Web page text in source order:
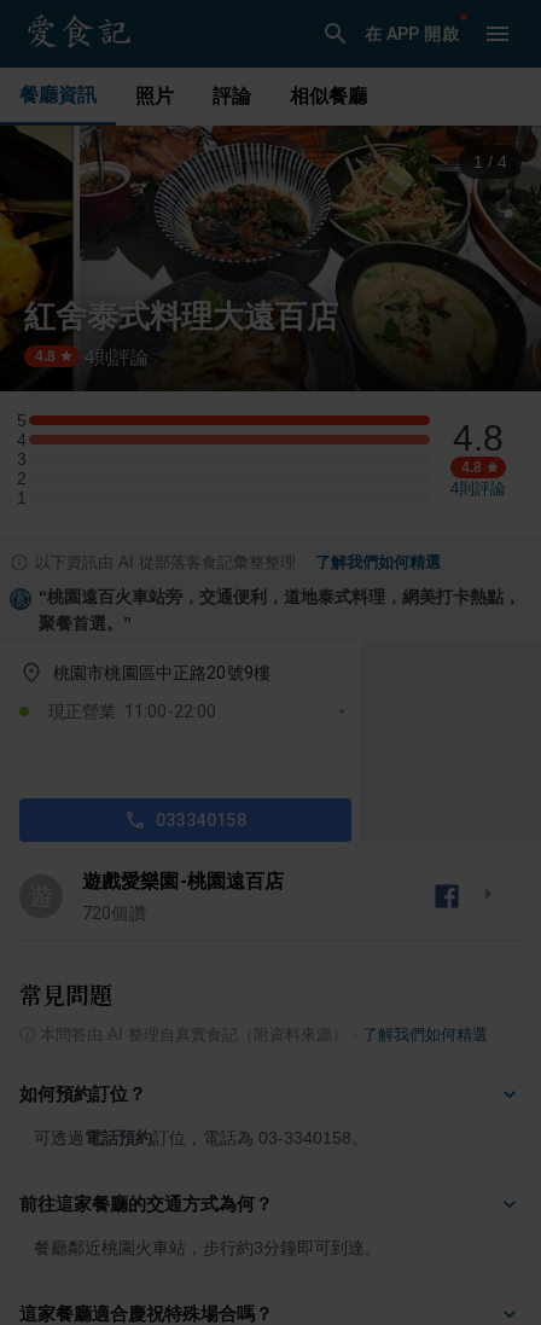
在 APP 開啟
餐廳資訊 照片 評論 相似餐廳
1 / 4
紅舍泰式料理大遠百店
4.8 4則評論
5
5 星：1 則評論
4
4 星：1 則評論
3
3 星：0 則評論
2
2 星：0 則評論
1
1 星：0 則評論
4.8
4.8
4則評論
以下資訊由 AI 從部落客食記彙整整理 了解我們如何精選
“桃園遠百火車站旁，交通便利，道地泰式料理，網美打卡熱點，
聚餐首選。 ”
桃園市桃園區中正路20號9樓
現正營業: 11:00-22:00
033340158
遊戲愛樂園-桃園遠百店
720個讚
常見問題
本問答由 AI 整理自真實食記（附資料來源） 了解我們如何精選
如何預約訂位？
可透過電話預約訂位，電話為 03-3340158。
前往這家餐廳的交通方式為何？
餐廳鄰近桃園火車站，步行約3分鐘即可到達。
這家餐廳適合慶祝特殊場合嗎？